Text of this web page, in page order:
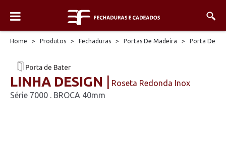
Home > Produtos > Fechaduras > Portas De Madeira > Porta De
LINHA DESIGN
Roseta Redonda Inox
Série 7000 . BROCA 40mm